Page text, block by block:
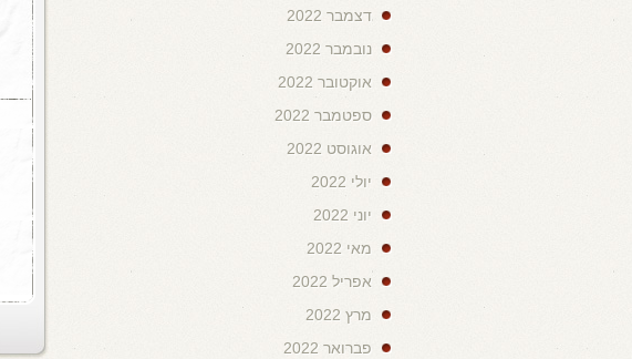
דצמבר 2022
נובמבר 2022
אוקטובר 2022
ספטמבר 2022
אוגוסט 2022
יולי 2022
יוני 2022
מאי 2022
אפריל 2022
מרץ 2022
פברואר 2022